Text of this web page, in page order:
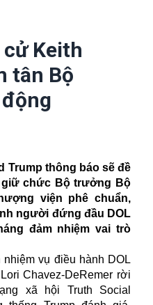
Keith
tân Bộ
Trump thông báo sẽ đề
chức Bộ trưởng Bộ
viện phê chuẩn,
người đứng đầu DOL
đảm nhiệm vai trò
vụ điều hành DOL
Chavez-DeRemer rời
xã hội Truth Social